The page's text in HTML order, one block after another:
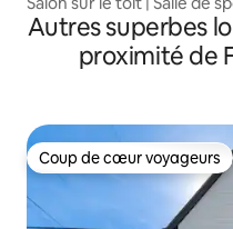
Autres superbes
proximité de
Coup de cœur voyageurs
Coup de cœur voyageurs